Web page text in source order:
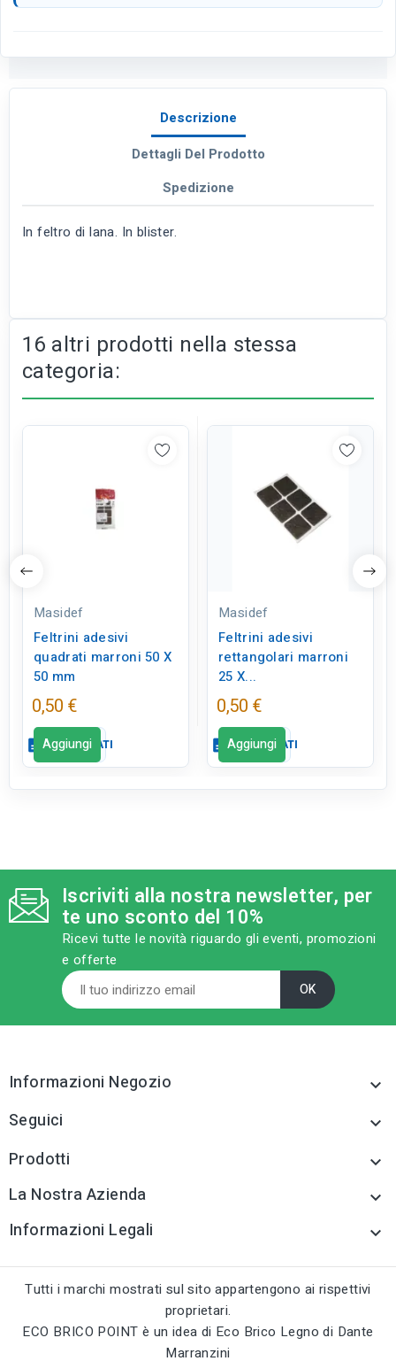
Descrizione
Dettagli Del Prodotto
Spedizione
In feltro di lana. In blister.
16 altri prodotti nella stessa
categoria:
Masidef
Feltrini adesivi
quadrati marroni 50 X
50 mm
0,50 €
descriptionSCHEDA DATI
Ferramenta
tune RC LABEL
Disponibile in negozio
Aggiungi
Masidef
Feltrini adesivi
rettangolari marroni
25 X...
0,50 €
descriptionSCHEDA DATI
Ferramenta
tune RC LABEL
Disponibile in negozio
Aggiungi
Iscriviti alla nostra newsletter, per
te uno sconto del 10%
Ricevi tutte le novità riguardo gli eventi, promozioni
e offerte
Informazioni Negozio 
Seguici 
Prodotti 
La Nostra Azienda 
Informazioni Legali 
Tutti i marchi mostrati sul sito appartengono ai rispettivi
proprietari.
ECO BRICO POINT è un idea di Eco Brico Legno di Dante
Marranzini